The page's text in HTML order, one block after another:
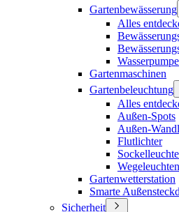
Gartenbewässerung
Alles
Gartenmaschinen
Gartenbeleuchtung
Alles
Außen-Spots
Außen-
Flutlichter
Wegeleuchten
Gartenwetterstation
Smarte
Sicherheit